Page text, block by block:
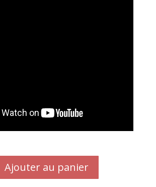
Ajouter au panier